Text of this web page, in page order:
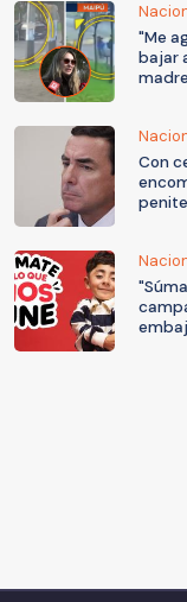
"Me
bajar
Con